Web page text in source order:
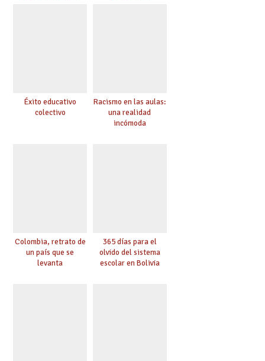
Éxito educativo
colectivo
Racismo en las aulas:
una realidad
incómoda
Colombia, retrato de
un país que se
levanta
365 días para el
olvido del sistema
escolar en Bolivia